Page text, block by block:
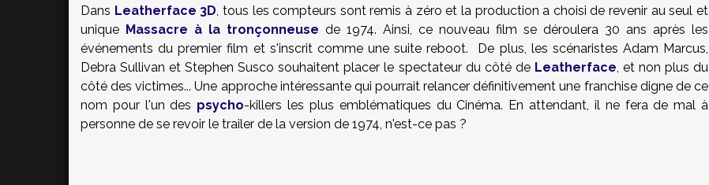
Dans Leatherface 3D, tous les compteurs sont remis à zéro et la production a choisi de revenir au seul et
unique Massacre à la tronçonneuse de 1974. Ainsi, ce nouveau film se déroulera 30 ans après les
événements du premier film et s'inscrit comme une suite reboot. De plus, les scénaristes Adam Marcus,
Debra Sullivan et Stephen Susco souhaitent placer le spectateur du côté de Leatherface, et non plus du
côté des victimes... Une approche intéressante qui pourrait relancer définitivement une franchise digne de ce
nom pour l'un des psycho-killers les plus emblématiques du Cinéma. En attendant, il ne fera de mal à
personne de se revoir le trailer de la version de 1974, n'est-ce pas ?